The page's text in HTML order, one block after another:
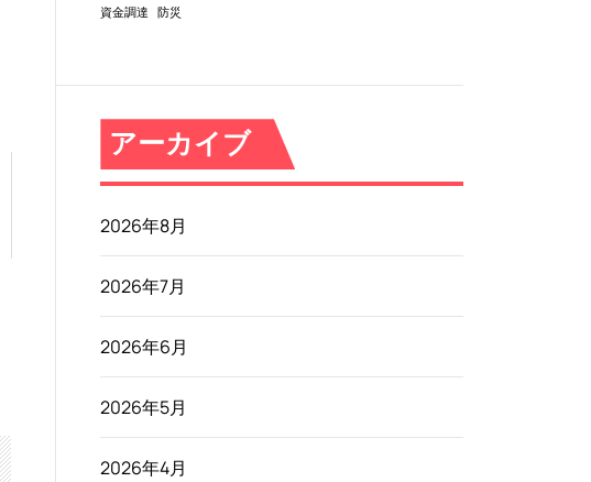
資金調達 防災
アーカイブ
2026年8月
2026年7月
2026年6月
2026年5月
2026年4月